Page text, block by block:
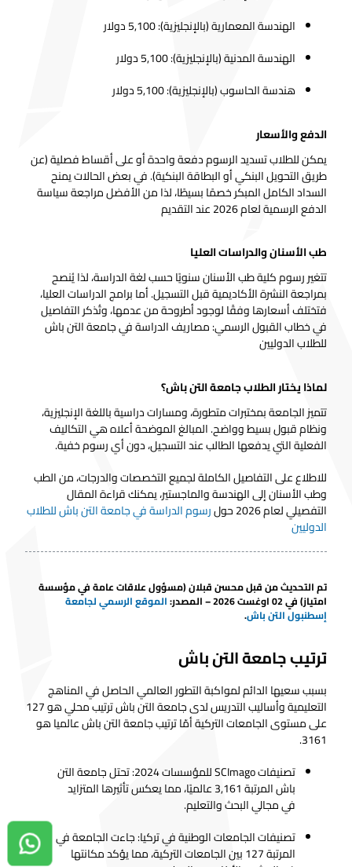
الهندسة المعمارية (بالإنجليزية): 5,100 دولار
الهندسة المدنية (بالإنجليزية): 5,100 دولار
هندسة الحاسوب (بالإنجليزية): 5,100 دولار
الدفع والأسعار
يمكن للطلاب تسديد الرسوم دفعة واحدة أو على أقساط فصلية (عن
طريق التحويل البنكي أو البطاقة البنكية). في بعض الحالات يمنح
السداد الكامل المبكر خصمًا بسيطًا، لذا من الأفضل مراجعة سياسة
الدفع الرسمية لعام 2026 عند التقديم
طب الأسنان والدراسات العليا
تتغير رسوم كلية طب الأسنان سنويًا حسب لغة الدراسة، لذا يُنصح
بمراجعة النشرة الأكاديمية قبل التسجيل. أما برامج الدراسات العليا،
فتختلف أسعارها وفقًا لوجود أطروحة من عدمها، وتُذكر التفاصيل
في خطاب القبول الرسمي: مصاريف الدراسة في جامعة التن باش
للطلاب الدوليين
لماذا يختار الطلاب جامعة التن باش؟
تتميز الجامعة بمختبرات متطورة، ومسارات دراسية باللغة الإنجليزية،
ونظام قبول بسيط وواضح. المبالغ الموضحة أعلاه هي التكاليف
الفعلية التي يدفعها الطالب عند التسجيل، دون أي رسوم خفية.
للاطلاع على التفاصيل الكاملة لجميع التخصصات والدرجات، من الطب
وطب الأسنان إلى الهندسة والماجستير، يمكنك قراءة المقال
التفصيلي لعام 2026 حول
رسوم الدراسة في جامعة التن باش للطلاب
الدوليين
تم التحديث من قبلمحسن قبلان(مسؤول علاقات عامة في مؤسسة
امتياز) في 02 اوغست 2026 – المصدر :الموقع الرسمي لجامعة
إسطنبول التن باش.
ترتيب جامعة التن باش
بسبب سعيها الدائم لمواكبة التطور العالمي الحاصل في المناهج
التعليمية وأساليب التدريس لدى جامعة التن باش ترتيب محلي هو 127
على مستوى الجامعات التركية أمّا ترتيب جامعة التن باش عالميا هو
3161.
تصنيفات SCImago للمؤسسات 2024: تحتل جامعة التن
باش المرتبة 3,161 عالميًا، مما يعكس تأثيرها المتزايد
في مجالي البحث والتعليم.
تصنيفاتالجامعات الوطنية في تركيا: جاءت الجامعة في
المرتبة 127 بين الجامعات التركية، مما يؤكد مكانتها
دردشة واتساب